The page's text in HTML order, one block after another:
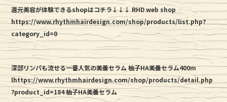
還元美容が体験できるshopはコチラ↓↓↓ RHD web shop
https://www.rhythmhairdesign.com/shop/products/list.php?
category_id=0
深部リンパも流せる一番人気の美養セラム 柚子HA美養セラム400m
lhttps://www.rhythmhairdesign.com/shop/products/detail.php
?product_id=184 柚子HA美養セラム